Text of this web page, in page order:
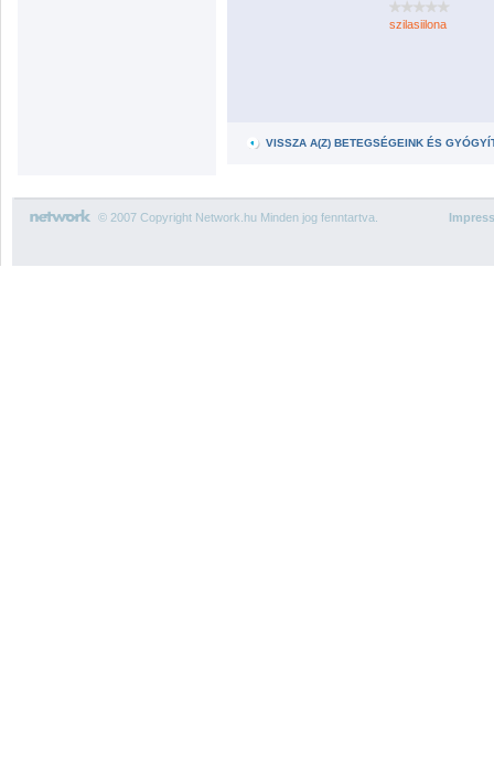
szilasiilona
VISSZA A(Z) BETEGSÉGEINK ÉS
© 2007 Copyright Network.hu Minden jog fenntartva.